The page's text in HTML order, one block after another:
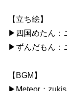
【立ち絵】
▶四国めたん：
▶ずんだもん：
【BGM】
▶Meteor：